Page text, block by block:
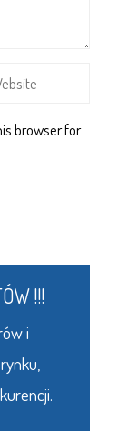
browser for
!!!
i